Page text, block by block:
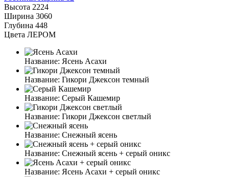
Высота 2224
Ширина 3060
Глубина 448
Цвета ЛЕРОМ
Название: Ясень Асахи
Название: Гикори Джексон темный
Название: Серый Кашемир
Название: Гикори Джексон светлый
Название: Снежный ясень
Название: Снежный ясень + серый оникс
Название: Ясень Асахи + серый оникс